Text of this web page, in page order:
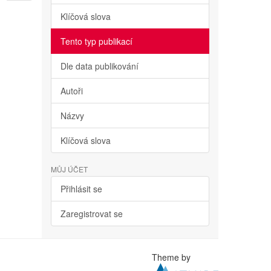
Klíčová slova
Tento typ publikací
Dle data publikování
Autoři
Názvy
Klíčová slova
MŮJ ÚČET
Přihlásit se
Zaregistrovat se
Theme by